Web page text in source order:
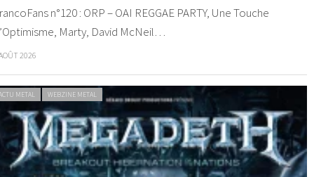
n°120 : ORP – OAI REGGAE PARTY, Une Touche
Marty, David McNeil…
2026
METAL WEBZINE METAL